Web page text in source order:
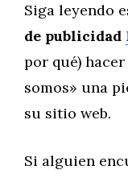
Siga leyendo
de publicidad
por qué)
somos» una
su sitio web.
Si alguien